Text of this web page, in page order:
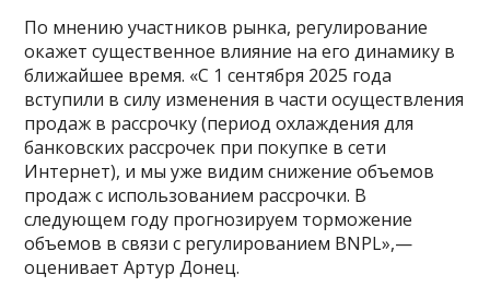
По мнению участников рынка, регулирование
окажет существенное влияние на его динамику в
ближайшее время. «С 1 сентября 2025 года
вступили в силу изменения в части осуществления
продаж в рассрочку (период охлаждения для
банковских рассрочек при покупке в сети
Интернет), и мы уже видим снижение объемов
продаж с использованием рассрочки. В
следующем году прогнозируем торможение
объемов в связи с регулированием BNPL»,—
оценивает Артур Донец.